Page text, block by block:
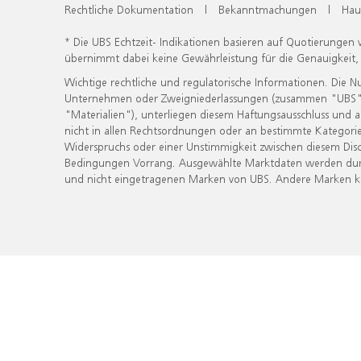
Rechtliche Dokumentation | Bekanntmachungen |
* Die UBS Echtzeit- Indikationen basieren auf
übernimmt dabei keine Gewährleistung für die
Wichtige rechtliche und regulatorische Informationen. Die
Unternehmen oder Zweigniederlassungen (zusammen
"Materialien"), unterliegen diesem Haftungsausschluss
nicht in allen Rechtsordnungen oder an bestimmte
Widerspruchs oder einer Unstimmigkeit zwischen diesem
Bedingungen Vorrang. Ausgewählte Marktdaten werden
und nicht eingetragenen Marken von UBS. Andere Marken